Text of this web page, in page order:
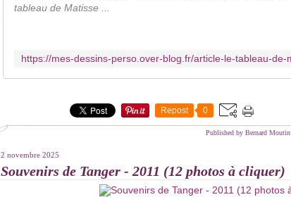
tableau de Matisse ...
Repost 0
Published by Bernard Moutin
2 novembre 2025
Souvenirs de Tanger - 2011 (12 photos à cliquer)